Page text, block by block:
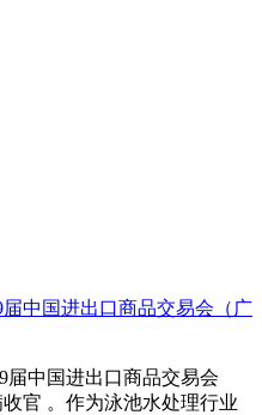
中国进出口商品交易会（广
届中国进出口商品交易会
官 。作为泳池水处理行业